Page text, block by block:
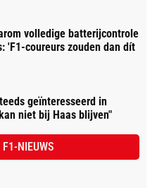
volledige batterijcontrole
'F1-coureurs zouden dan dít
geïnteresseerd in
niet bij Haas blijven"
F1-NIEUWS